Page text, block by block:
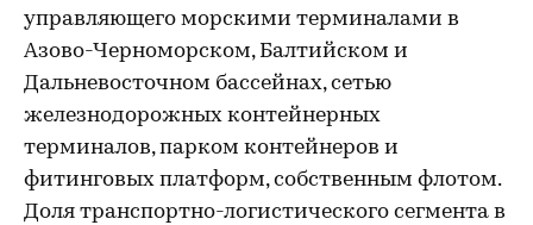
управляющего морскими терминалами в
Азово-Черноморском, Балтийском и
Дальневосточном бассейнах, сетью
железнодорожных контейнерных
терминалов, парком контейнеров и
фитинговых платформ, собственным флотом.
Доля транспортно-логистического сегмента в